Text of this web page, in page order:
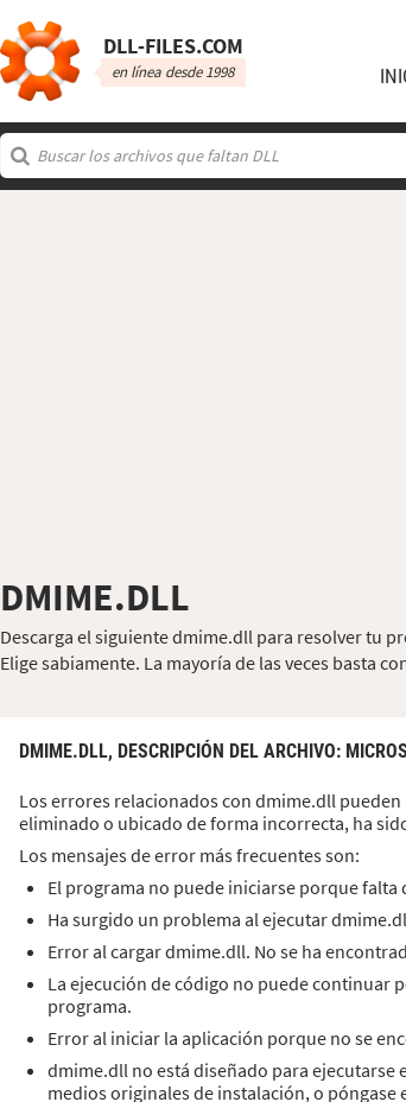
DLL‑FILES.COM
en línea desde 1998
DMIME.DLL
Descarga el siguiente dmime.dll para resolver tu
Elige sabiamente. La mayoría de las veces basta
DMIME.DLL, DESCRIPCIÓN DEL ARCHIVO:
Los errores relacionados con dmime.dll
eliminado o ubicado de forma incorrecta, ha
Los mensajes de error más frecuentes son:
El programa no puede iniciarse porque
Ha surgido un problema al ejecutar
Error al cargar dmime.dll. No se ha
La ejecución de código no puede continuar
programa.
Error al iniciar la aplicación porque no se
dmime.dll no está diseñado para
medios originales de instalación, o